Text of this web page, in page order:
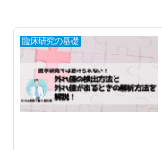
臨床研究の基礎